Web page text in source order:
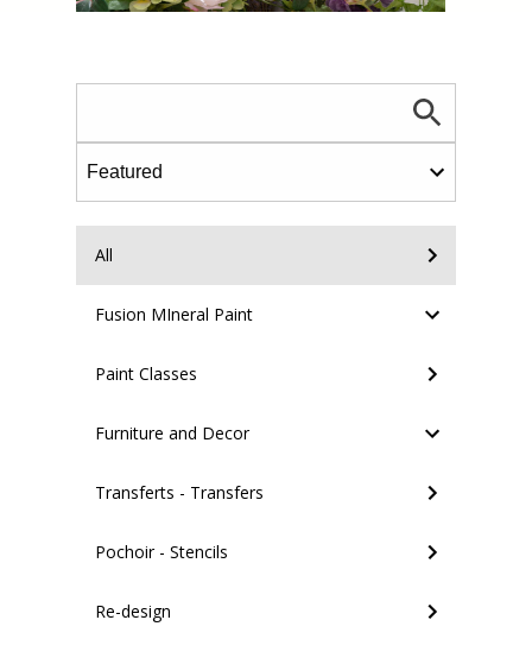
All
Fusion MIneral Paint
Paint Classes
Furniture and Decor
Transferts - Transfers
Pochoir - Stencils
Re-design